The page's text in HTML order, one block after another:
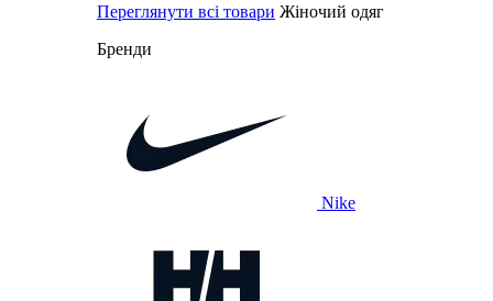
Переглянути всі товари Жіночий одяг
Бренди
Nike